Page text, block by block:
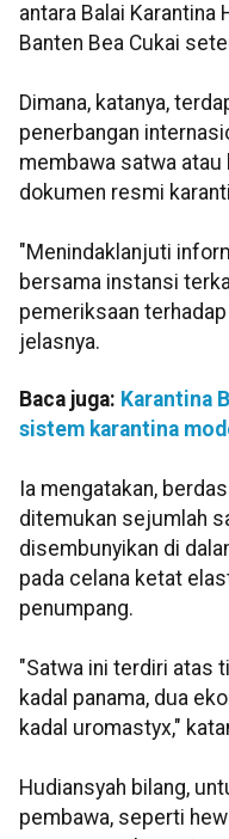
antara Balai Karantina
Banten Bea Cukai
Dimana, katanya,
penerbangan
membawa satwa atau
dokumen resmi
"Menindaklanjuti
bersama instansi
pemeriksaan
jelasnya.
Baca juga: Karantina
sistem karantina
Ia mengatakan,
ditemukan sejumlah
disembunyikan di
pada celana ketat
penumpang.
"Satwa ini terdiri atas
kadal panama, dua
kadal uromastyx,"
Hudiansyah bilang,
pembawa, seperti